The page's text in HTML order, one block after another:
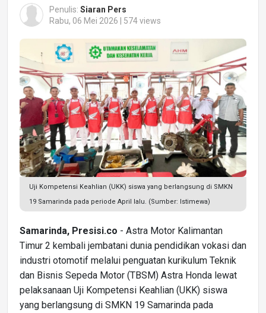
Penulis: Siaran Pers
Rabu, 06 Mei 2026 | 574 views
Uji Kompetensi Keahlian (UKK) siswa yang berlangsung di SMKN
19 Samarinda pada periode April lalu. (Sumber: Istimewa)
Samarinda, Presisi.co - Astra Motor Kalimantan
Timur 2 kembali jembatani dunia pendidikan vokasi dan
industri otomotif melalui penguatan kurikulum Teknik
dan Bisnis Sepeda Motor (TBSM) Astra Honda lewat
pelaksanaan Uji Kompetensi Keahlian (UKK) siswa
yang berlangsung di SMKN 19 Samarinda pada